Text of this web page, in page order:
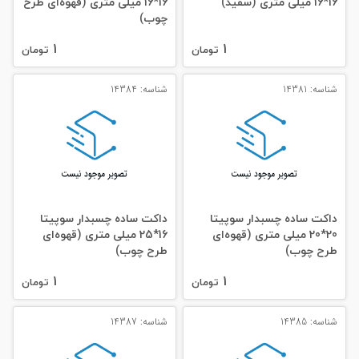
1 تومان
چوب)
1 تومان
شناسه: 14381
داکت ساده چسبدار سوپیتا
20*20 میلی‌ متری (قهوه‌ای
طرح چوب)
1 تومان
شناسه: 14384
داکت ساده چسبدار سوپیتا
16*25 میلی‌ متری (قهوه‌ای
طرح چوب)
1 تومان
شناسه: 14385 شناسه: 14387